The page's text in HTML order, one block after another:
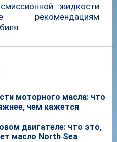
моторного масла: что
чем кажется
двигателе: что это,
масло North Sea
жидкости
рекомендациям